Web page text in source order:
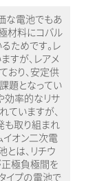
な電池でもあ
材料にコバル
ためです。レ
すが、レアメ
おり、安定供
題となってい
効率的なリサ
ていますが、
も取り組まれ
イオン二次電
とは、リチウ
正極負極間を
イプの電池で